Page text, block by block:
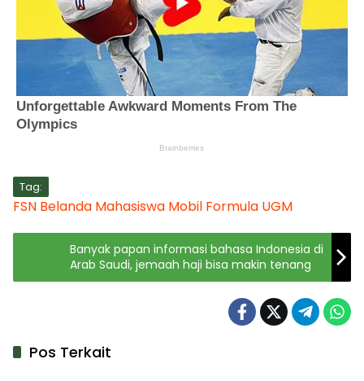
Tag:
FSN Belanda Mahasiswa Mobil Formula UGM
Banyak papan informasi bahasa Indonesia di
Arab Saudi, jemaah haji bisa makin tenang
Pos Terkait
Otokita